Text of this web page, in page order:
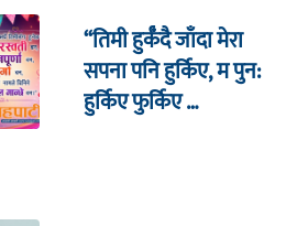
“तिमी हुर्कँदै जाँदा मेरा
सपना पनि हुर्किए, म पुन:
हुर्किए फुर्किए …